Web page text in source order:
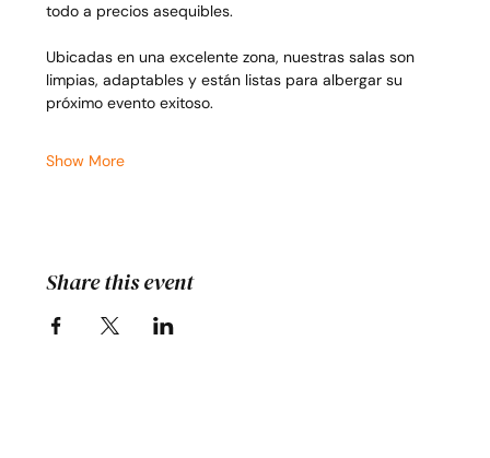
todo a precios asequibles.
Ubicadas en una excelente zona, nuestras salas son
limpias, adaptables y están listas para albergar su
próximo evento exitoso.
Show More
Share this event